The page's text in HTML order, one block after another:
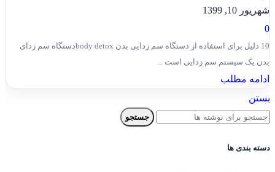
شهریور 10, 1399
0
10 دلیل برای استفاده از دستگاه سم زدایی بدن body detox ​​​​دستگاه سم زدای
بدن یک سیستم سم زدایی است ...
ادامه مطلب
بستن
جستجو
دسته بندی ها